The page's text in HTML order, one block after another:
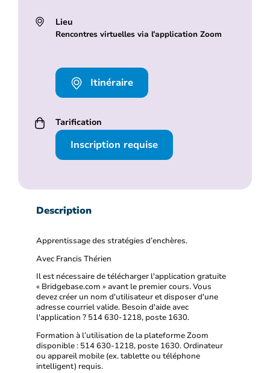
Lieu
Rencontres virtuelles via l’application Zoom
Itinéraire
Tarification
Inscription requise
Description
Apprentissage des stratégies d’enchères.
Avec Francis Thérien
Il est nécessaire de télécharger l'application gratuite
« Bridgebase.com » avant le premier cours. Vous
devez créer un nom d'utilisateur et disposer d'une
adresse courriel valide. Besoin d'aide avec
l'application ? 514 630-1218, poste 1630.
Formation à l’utilisation de la plateforme Zoom
disponible : 514 630-1218, poste 1630. Ordinateur
ou appareil mobile (ex. tablette ou téléphone
intelligent) requis.